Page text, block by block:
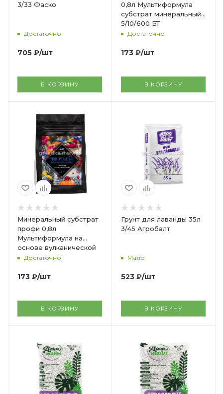
3/33 Фаско
Достаточно
705 ₽/шт
В КОРЗИНУ
0,8л Мультиформула
субстрат минеральный
5/10/600 БТ
Достаточно
173 ₽/шт
В КОРЗИНУ
Минеральный субстрат
профи 0,8л
Мультиформула на
основе вулканической
лавы 5/10 БТ
Достаточно
173 ₽/шт
В КОРЗИНУ
Грунт для лаванды 35л
3/45 Агробалт
Мало
523 ₽/шт
В КОРЗИНУ